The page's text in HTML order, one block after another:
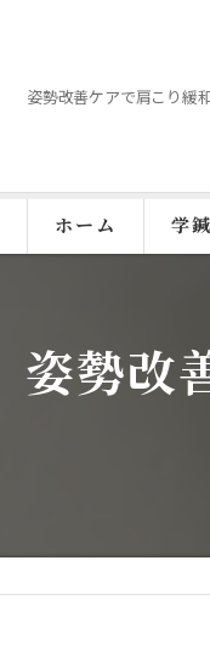
姿勢改善ケアで肩こり緩
ホーム 学
姿勢改